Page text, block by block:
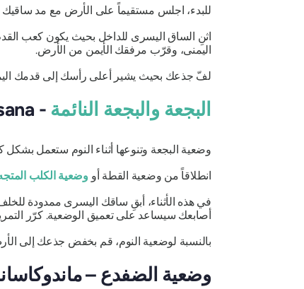
للبدء، اجلس مستقيماً على الأرض مع مد ساقيك
اثنِ الساق اليسرى للداخل بحيث يكون كعب
اليمنى، وقرّب مرفقك الأيمن من الأرض.
لفّ جذعك بحيث يشير أعلى رأسك إلى قدمك
البجعة والبجعة النائمة - Adho Mukha Kapotasana وKapotasana II
وضعية البجعة وتنوعها أثناء النوم ستعمل
انطلاقاً من وضعية القطة أو وضعية الكلب
في هذه الأثناء، أبقِ ساقك اليسرى ممدودة
أصابعك سيساعد على تعميق الوضعية. كرّر
بالنسبة لوضعية النوم، قم بخفض جذعك إلى
وضعية الضفدع –